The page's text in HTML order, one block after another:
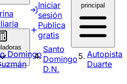
Iniciar
sesión
Publica
gratis
principal
Domingo Santo
Domingo
D.N.
Autopista
Duarte